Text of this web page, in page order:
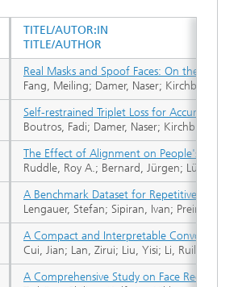
TITEL/AUTOR:IN
TITLE/AUTHOR
Real Masks and Spoof Faces: On the
Fang, Meiling; Damer, Naser;
Self-restrained Triplet Loss for Accurate
Boutros, Fadi; Damer, Naser; Kirchbuchner,
The Effect of Alignment on People's Ability
Ruddle, Roy A.; Bernard, Jürgen; Lücke-
A Benchmark Dataset for Repetitive
Lengauer, Stefan; Sipiran, Ivan; Preiner,
A Compact and Interpretable
Cui, Jian; Lan, Zirui; Liu, Yisi; Li, Ruilin;
A Comprehensive Study on Face